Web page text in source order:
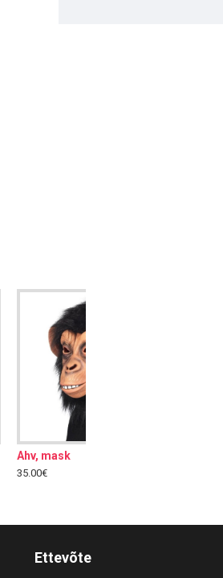
Ettevõte